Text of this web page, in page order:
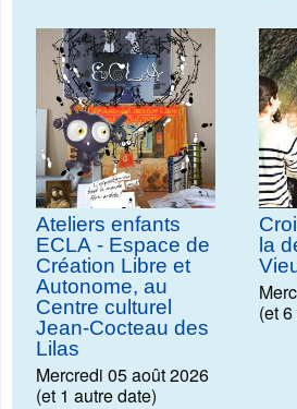
Ateliers enfants
ECLA - Espace de
Création Libre et
Autonome, au
Centre culturel
Jean-Cocteau des
Lilas
Mercredi 05 août 2026
(et 1 autre date)
la
(et